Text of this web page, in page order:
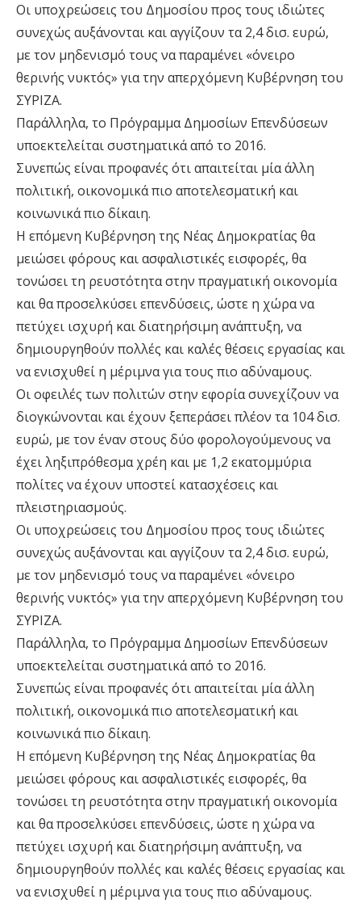
Οι υποχρεώσεις του Δημοσίου προς τους ιδιώτες
συνεχώς αυξάνονται και αγγίζουν τα 2,4 δισ. ευρώ,
με τον μηδενισμό τους να παραμένει «όνειρο
θερινής νυκτός» για την απερχόμενη Κυβέρνηση του
ΣΥΡΙΖΑ.
Παράλληλα, το Πρόγραμμα Δημοσίων Επενδύσεων
υποεκτελείται συστηματικά από το 2016.
Συνεπώς είναι προφανές ότι απαιτείται μία άλλη
πολιτική, οικονομικά πιο αποτελεσματική και
κοινωνικά πιο δίκαιη.
Η επόμενη Κυβέρνηση της Νέας Δημοκρατίας θα
μειώσει φόρους και ασφαλιστικές εισφορές, θα
τονώσει τη ρευστότητα στην πραγματική οικονομία
και θα προσελκύσει επενδύσεις, ώστε η χώρα να
πετύχει ισχυρή και διατηρήσιμη ανάπτυξη, να
δημιουργηθούν πολλές και καλές θέσεις εργασίας και
να ενισχυθεί η μέριμνα για τους πιο αδύναμους.
Οι οφειλές των πολιτών στην εφορία συνεχίζουν να
διογκώνονται και έχουν ξεπεράσει πλέον τα 104 δισ.
ευρώ, με τον έναν στους δύο φορολογούμενους να
έχει ληξιπρόθεσμα χρέη και με 1,2 εκατομμύρια
πολίτες να έχουν υποστεί κατασχέσεις και
πλειστηριασμούς.
Οι υποχρεώσεις του Δημοσίου προς τους ιδιώτες
συνεχώς αυξάνονται και αγγίζουν τα 2,4 δισ. ευρώ,
με τον μηδενισμό τους να παραμένει «όνειρο
θερινής νυκτός» για την απερχόμενη Κυβέρνηση του
ΣΥΡΙΖΑ.
Παράλληλα, το Πρόγραμμα Δημοσίων Επενδύσεων
υποεκτελείται συστηματικά από το 2016.
Συνεπώς είναι προφανές ότι απαιτείται μία άλλη
πολιτική, οικονομικά πιο αποτελεσματική και
κοινωνικά πιο δίκαιη.
Η επόμενη Κυβέρνηση της Νέας Δημοκρατίας θα
μειώσει φόρους και ασφαλιστικές εισφορές, θα
τονώσει τη ρευστότητα στην πραγματική οικονομία
και θα προσελκύσει επενδύσεις, ώστε η χώρα να
πετύχει ισχυρή και διατηρήσιμη ανάπτυξη, να
δημιουργηθούν πολλές και καλές θέσεις εργασίας και
να ενισχυθεί η μέριμνα για τους πιο αδύναμους.